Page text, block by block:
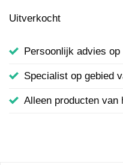
Uitverkocht
Persoonlijk advies op
Specialist op gebied
Alleen producten van